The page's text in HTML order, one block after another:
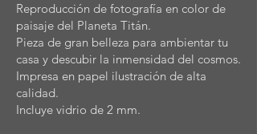
Reproducción de fotografía en color de
paisaje del Planeta Titán.
Pieza de gran belleza para ambientar tu
casa y descubir la inmensidad del cosmos.
Impresa en papel ilustración de alta
calidad.
Incluye vidrio de 2 mm.